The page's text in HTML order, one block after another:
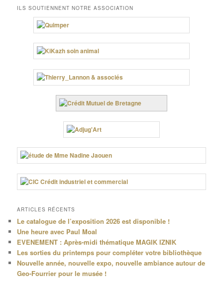
ILS SOUTIENNENT NOTRE ASSOCIATION
ARTICLES RÉCENTS
Le catalogue de l’exposition 2026 est disponible !
Une heure avec Paul Moal
EVENEMENT : Après-midi thématique MAGIK IZNIK
Les sorties du printemps pour compléter votre bibliothèque
Nouvelle année, nouvelle expo, nouvelle ambiance autour de
Geo-Fourrier pour le musée !